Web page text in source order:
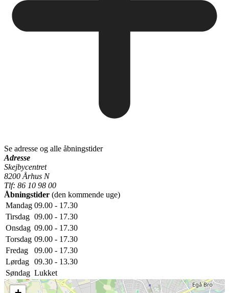
Se adresse og alle åbningstider
Adresse
Skejbycentret
8200 Århus N
Tlf: 86 10 98 00
Åbningstider (den kommende uge)
Mandag 09.00 - 17.30
Tirsdag 09.00 - 17.30
Onsdag 09.00 - 17.30
Torsdag 09.00 - 17.30
Fredag
09.00 - 17.30
Lørdag 09.30 - 13.30
Søndag Lukket